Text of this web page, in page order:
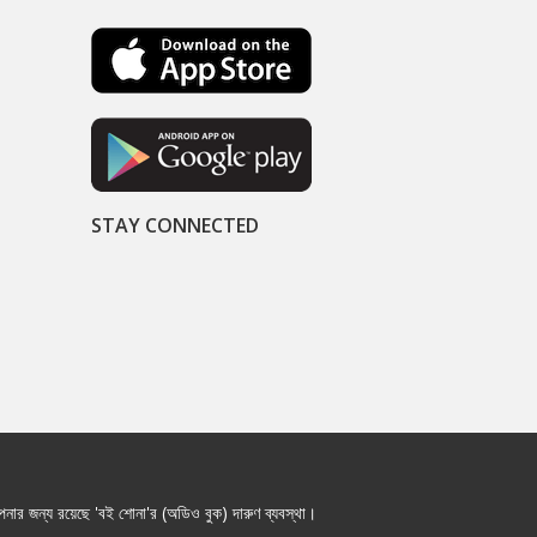
STAY CONNECTED
জন্য রয়েছে 'বই শোনা'র (অডিও বুক) দারুণ ব্যবস্থা।